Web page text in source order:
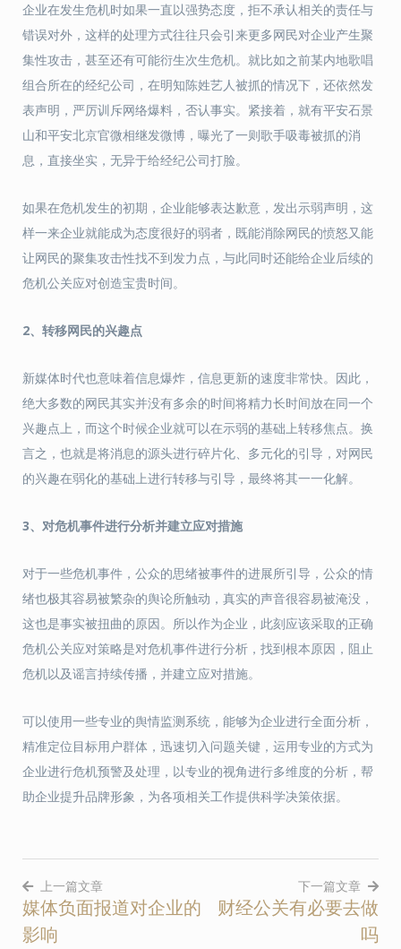
企业在发生危机时如果一直以强势态度，拒不承认相关的责任与
错误对外，这样的处理方式往往只会引来更多网民对企业产生聚
集性攻击，甚至还有可能衍生次生危机。就比如之前某内地歌唱
组合所在的经纪公司，在明知陈姓艺人被抓的情况下，还依然发
表声明，严厉训斥网络爆料，否认事实。紧接着，就有平安石景
山和平安北京官微相继发微博，曝光了一则歌手吸毒被抓的消
息，直接坐实，无异于给经纪公司打脸。
如果在危机发生的初期，企业能够表达歉意，发出示弱声明，这
样一来企业就能成为态度很好的弱者，既能消除网民的愤怒又能
让网民的聚集攻击性找不到发力点，与此同时还能给企业后续的
危机公关应对创造宝贵时间。
2、 转移网民的兴趣点
新媒体时代也意味着信息爆炸，信息更新的速度非常快。因此，
绝大多数的网民其实并没有多余的时间将精力长时间放在同一个
兴趣点上，而这个时候企业就可以在示弱的基础上转移焦点。换
言之，也就是将消息的源头进行碎片化、多元化的引导，对网民
的兴趣在弱化的基础上进行转移与引导，最终将其一一化解。
3、 对危机事件进行分析并建立应对措施
对于一些危机事件，公众的思绪被事件的进展所引导，公众的情
绪也极其容易被繁杂的舆论所触动，真实的声音很容易被淹没，
这也是事实被扭曲的原因。所以作为企业，此刻应该采取的正确
危机公关应对策略是对危机事件进行分析，找到根本原因，阻止
危机以及谣言持续传播，并建立应对措施。
可以使用一些专业的舆情监测系统，能够为企业进行全面分析，
精准定位目标用户群体，迅速切入问题关键，运用专业的方式为
企业进行危机预警及处理，以专业的视角进行多维度的分析，帮
助企业提升品牌形象，为各项相关工作提供科学决策依据。
文
上一篇文章
媒体负面报道对企业的
影响
下一篇文章
财经公关有必要去做
吗